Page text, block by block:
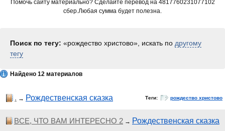
Помочь сайту материально? Сделайте перевод на 4817760231077102
сбер.Любая сумма будет полезна.
Поиск по тегу: «рождество христово», искать по другому
тегу
Найдено 12 материалов
. → Рождественская сказка Теги: рождество христово
ВСЕ, ЧТО ВАМ ИНТЕРЕСНО 2 → Рождественская сказка